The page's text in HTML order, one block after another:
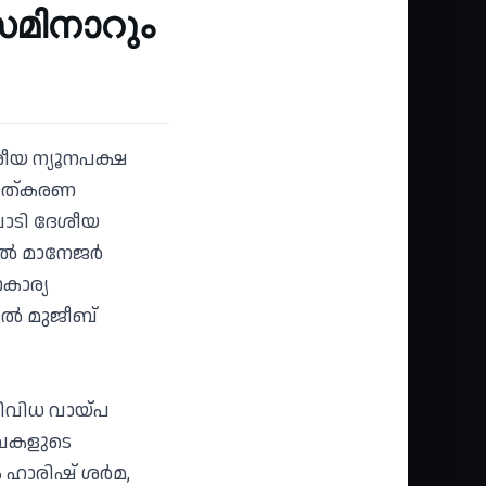
ന്യൂനപക്ഷ
ദേശീയ
മാനേജര്‍
മുജീബ്
വായ്പ
ശര്‍മ,